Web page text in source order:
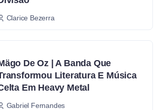
Clarice Bezerra
De Oz | A Banda Que
Literatura E Música
Em Heavy Metal
Gabriel Fernandes